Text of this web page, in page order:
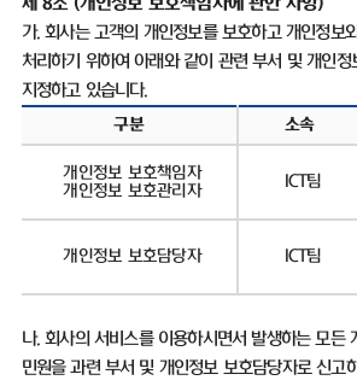
가.회사는 고객의 개인정보를 보호하고 개인정보
처리하기 위하여 아래와 같이 관련 부서 및 개인정
지정하고 있습니다.
구분 소속
개인정보 보호책임자
개인정보 보호관리자
ICT팀
개인정보 보호담당자 ICT팀
나.회사의 서비스를 이용하시면서 발생하는 모든
민원을 과련 부서 및 개인정보 보호담당자로 신고